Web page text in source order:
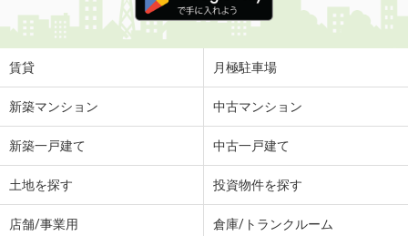
賃貸 月極駐車場
新築マンション 中古マンション
新築一戸建て 中古一戸建て
土地を探す 投資物件を探す
店舗/事業用 倉庫/トランクルーム